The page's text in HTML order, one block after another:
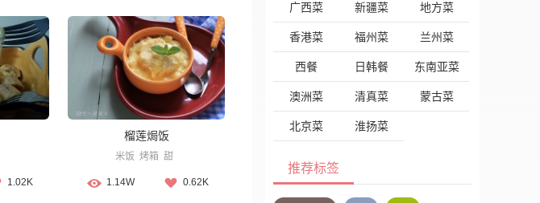
1.02K
榴莲焗饭
米饭 烤箱 甜
1.14W 0.62K
广西菜 新疆菜 地方菜
香港菜 福州菜 兰州菜
西餐 日韩餐 东南亚菜
澳洲菜 清真菜 蒙古菜
北京菜 淮扬菜
推荐标签